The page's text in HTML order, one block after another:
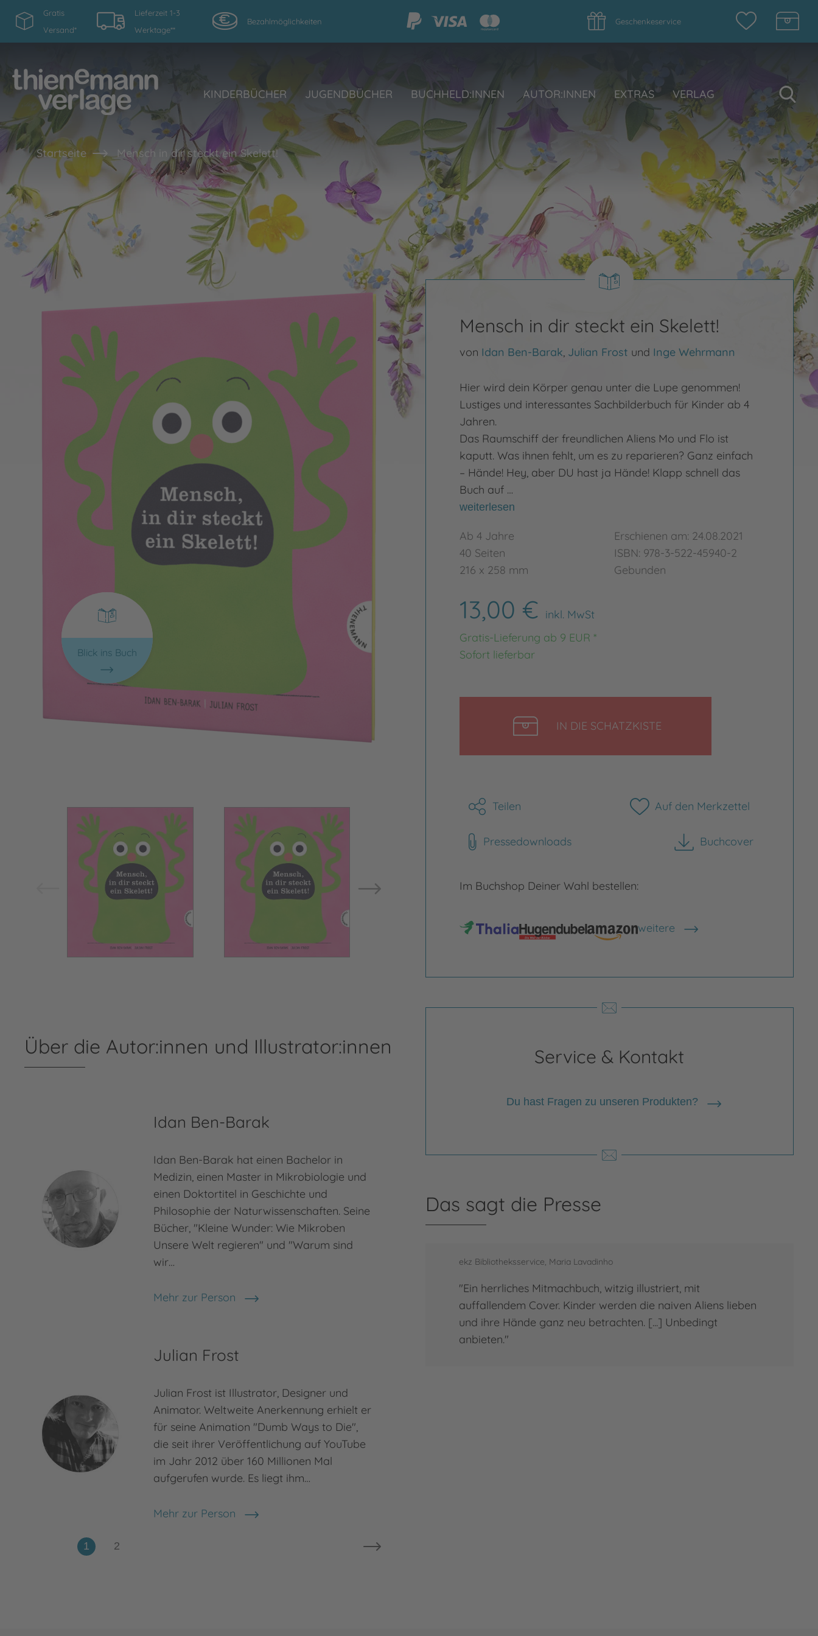
Gratis
Versand*
Lieferzeit 1-3
Werktage**
Bezahlmöglichkeiten Geschenkeservice
KINDERBÜCHER JUGENDBÜCHER BUCHHELD:INNEN AUTOR:INNEN EXTRAS VERLAG
Startseite Mensch in dir steckt ein Skelett!
Blick ins Buch
Bild vergrößern
Bild vergrößern
Mensch in dir steckt ein Skelett!
von Idan Ben-Barak, Julian Frost und Inge Wehrmann
Hier wird dein Körper genau unter die Lupe genommen!
Lustiges und interessantes Sachbilderbuch für Kinder ab 4
Jahren.
Das Raumschiff der freundlichen Aliens Mo und Flo ist
kaputt. Was ihnen fehlt, um es zu reparieren? Ganz einfach
– Hände! Hey, aber DU hast ja Hände! Klapp schnell das
Buch auf …
weiterlesen
Ab 4 Jahre
40 Seiten
216 x 258 mm
Erschienen am: 24.08.2021
ISBN: 978-3-522-45940-2
Gebunden
13,00 € inkl. MwSt
Gratis-Lieferung ab 9 EUR *
Sofort lieferbar
IN DIE SCHATZKISTE
Teilen Auf den Merkzettel
Pressedownloads Buchcover
herunterladen
Im Buchshop Deiner Wahl bestellen:
weitere
Shops anzeigen
Service & Kontakt
Du hast Fragen zu unseren Produkten?
Über die Autor:innen und Illustrator:innen
Idan Ben-Barak
Idan Ben-Barak hat einen Bachelor in
Medizin, einen Master in Mikrobiologie und
einen Doktortitel in Geschichte und
Philosophie der Naturwissenschaften. Seine
Bücher, "Kleine Wunder: Wie Mikroben
Unsere Welt regieren" und "Warum sind
wir…
Mehr zur Person
Idan Ben-Barak
Julian Frost
Julian Frost ist Illustrator, Designer und
Animator. Weltweite Anerkennung erhielt er
für seine Animation "Dumb Ways to Die",
die seit ihrer Veröffentlichung auf YouTube
im Jahr 2012 über 160 Millionen Mal
aufgerufen wurde. Es liegt ihm…
Mehr zur Person
Julian Frost
Inge Wehrmann studierte in Münster,
übersetzt seit vielen Jahren Kinder- und
ihrer Familie in…
Mehr zur Person
Inge Wehrmann
Das sagt die Presse
ekz Bibliotheksservice, Maria Lavadinho
"Ein herrliches Mitmachbuch, witzig illustriert, mit
auffallendem Cover. Kinder werden die naiven Aliens lieben
und ihre Hände ganz neu betrachten. [...] Unbedingt
anbieten."